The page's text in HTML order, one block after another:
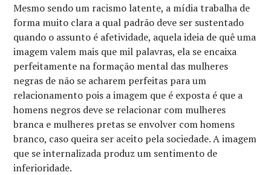
Mesmo sendo um racismo latente, a mídia trabalha de
forma muito clara a qual padrão deve ser sustentado
quando o assunto é afetividade, aquela ideia de quê uma
imagem valem mais que mil palavras, ela se encaixa
perfeitamente na formação mental das mulheres
negras de não se acharem perfeitas para um
relacionamento pois a imagem que é exposta é que a
homens negros deve se relacionar com mulheres
branca e mulheres pretas se envolver com homens
branco, caso queira ser aceito pela sociedade. A imagem
que se internalizada produz um sentimento de
inferioridade.